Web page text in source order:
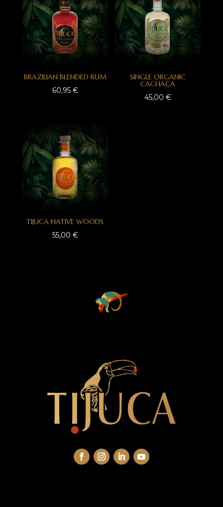
BRAZILIAN BLENDED RUM
60,95 €
SINGLE ORGANIC
CACHAÇA
45,00€
TIJUCA NATIVE WOODS
55,00 €